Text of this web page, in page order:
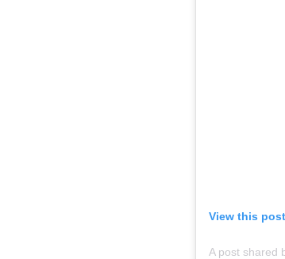
View this
A post shared